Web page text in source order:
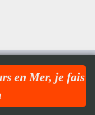
en Mer, je fais